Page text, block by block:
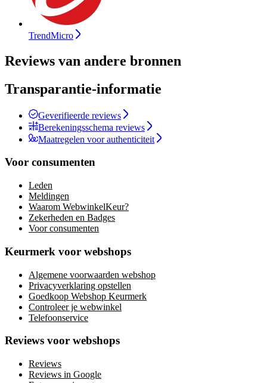
TrendMicro
Reviews van andere bronnen
Transparantie-informatie
Geverifieerde reviews
Berekeningsschema reviews
Maatregelen voor authenticiteit
Voor consumenten
Leden
Meldingen
Waarom WebwinkelKeur?
Zekerheden en Badges
Voor consumenten
Keurmerk voor webshops
Algemene voorwaarden webshop
Privacyverklaring opstellen
Goedkoop Webshop Keurmerk
Controleer je webwinkel
Telefoonservice
Reviews voor webshops
Reviews
Reviews in Google